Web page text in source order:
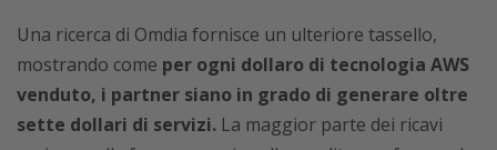
Una ricerca di Omdia fornisce un ulteriore tassello,
mostrando come per ogni dollaro di tecnologia AWS
venduto, i partner siano in grado di generare oltre
sette dollari di servizi. La maggior parte dei ricavi